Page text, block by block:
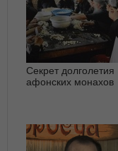
Секрет долголетия
афонских монахов